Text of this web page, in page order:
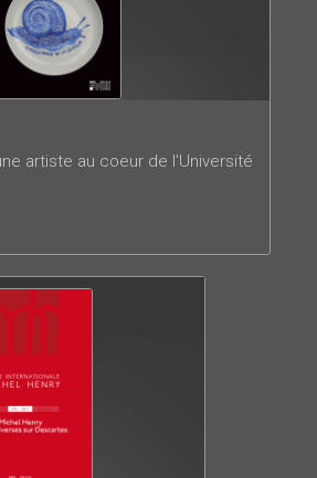
artiste au coeur de l'Université